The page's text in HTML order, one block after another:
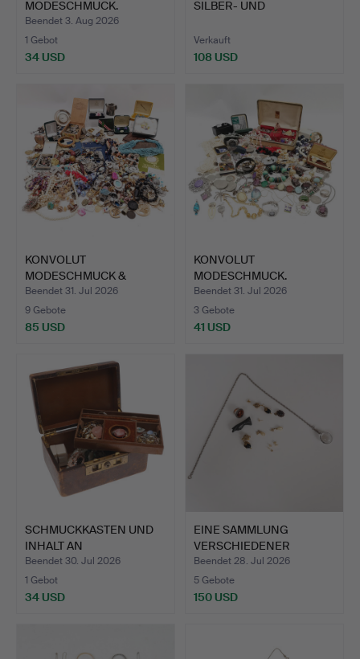
MODESCHMUCK.
Beendet 3. Aug 2026
1 Gebot
34 USD
SILBER- UND
Verkauft
108 USD
KONVOLUT
MODESCHMUCK &
MÜNZEN.
Beendet 31. Jul 2026
9 Gebote
85 USD
KONVOLUT
MODESCHMUCK.
Beendet 31. Jul 2026
3 Gebote
41 USD
SCHMUCKKASTEN UND
INHALT AN
MODESCHMUCK.
Beendet 30. Jul 2026
1 Gebot
34 USD
EINE SAMMLUNG
VERSCHIEDENER
SCHMUCKSTÜCKE …
Beendet 28. Jul 2026
5 Gebote
150 USD